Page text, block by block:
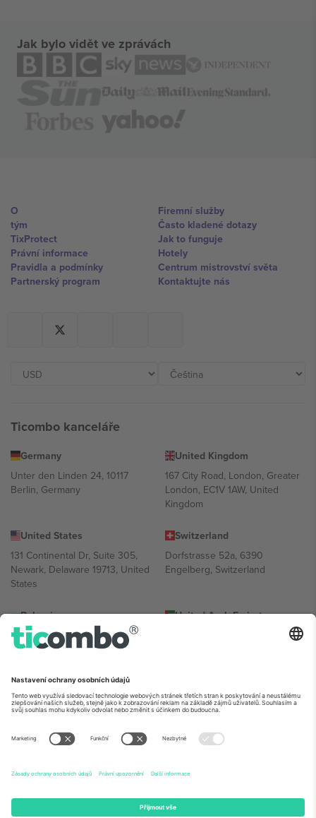
Jak bylo vidět ve zprávách
O
tým
TixProtect
Právní informace
Pravidla a podmínky
Partnerský program
Firemní služby
Často kladené dotazy
Jak to funguje
Hotely
Centrum mistrovství světa
Kontaktujte nás
Ticombo kanceláře
Germany
Unter den Linden 24, 10117
Berlin, Germany
United Kingdom
167 City Road, London, Greater
London, EC1V 1AW, United
Kingdom
United States
131 Continental Dr, Suite 305,
Newark, Delaware 19713, United
States
Switzerland
Dorfstrasse 52a, 6390
Engelberg, Switzerland
Bulgaria
Regus Sofia City West, bul
Totleben 53-55, 1606 Sofia,
United Arab Emirates
UAE Dubai Silicon Oasis, DDP
Mexico
Av Chapultepec 360, Roma
Norte, Cuauhtémoc, 06700
Ciudad de México, CDMX,
lokalitě, události a/nebo doméně. Podrobnosti najdete na konkrétní
stránce události,
Právní informaceaPodmínky.